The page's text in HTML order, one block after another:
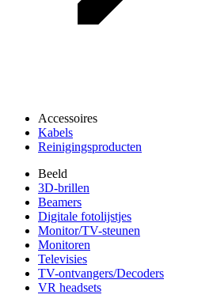
Accessoires
Kabels
Reinigingsproducten
Beeld
3D-brillen
Beamers
Digitale fotolijstjes
Monitor/TV-steunen
Monitoren
Televisies
TV-ontvangers/Decoders
VR headsets